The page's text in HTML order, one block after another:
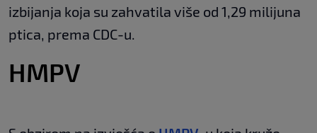
izbijanja koja su zahvatila više od 1,29 milijuna
ptica, prema CDC-u.
HMPV